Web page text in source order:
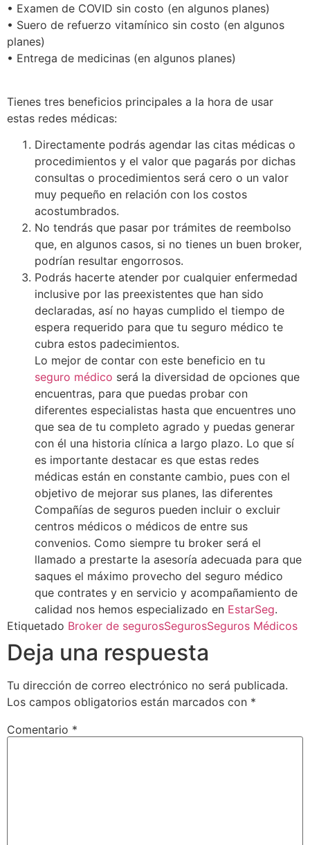
• Examen de COVID sin costo (en algunos planes)
• Suero de refuerzo vitamínico sin costo (en algunos
planes)
• Entrega de medicinas (en algunos planes)
Tienes tres beneficios principales a la hora de usar
estas redes médicas:
Directamente podrás agendar las citas médicas o
procedimientos y el valor que pagarás por dichas
consultas o procedimientos será cero o un valor
muy pequeño en relación con los costos
acostumbrados.
No tendrás que pasar por trámites de reembolso
que, en algunos casos, si no tienes un buen broker,
podrían resultar engorrosos.
Podrás hacerte atender por cualquier enfermedad
inclusive por las preexistentes que han sido
declaradas, así no hayas cumplido el tiempo de
espera requerido para que tu seguro médico te
cubra estos padecimientos.
Lo mejor de contar con este beneficio en tu
seguro médico será la diversidad de opciones que
encuentras, para que puedas probar con
diferentes especialistas hasta que encuentres uno
que sea de tu completo agrado y puedas generar
con él una historia clínica a largo plazo. Lo que sí
es importante destacar es que estas redes
médicas están en constante cambio, pues con el
objetivo de mejorar sus planes, las diferentes
Compañías de seguros pueden incluir o excluir
centros médicos o médicos de entre sus
convenios. Como siempre tu broker será el
llamado a prestarte la asesoría adecuada para que
saques el máximo provecho del seguro médico
que contrates y en servicio y acompañamiento de
calidad nos hemos especializado en EstarSeg.
Etiquetado Broker de segurosSegurosSeguros Médicos
Deja una respuesta
Tu dirección de correo electrónico no será publicada.
Los campos obligatorios están marcados con *
Comentario *